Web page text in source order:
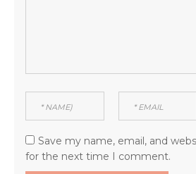
Save my name, email, and
for the next time I comment.